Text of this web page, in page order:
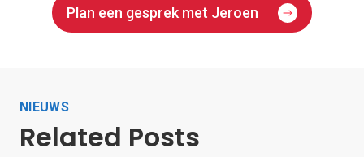
Plan een gesprek met Jeroen
NIEUWS
Related Posts